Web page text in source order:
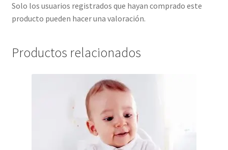
Solo los usuarios registrados que hayan comprado este
producto pueden hacer una valoración.
Productos relacionados